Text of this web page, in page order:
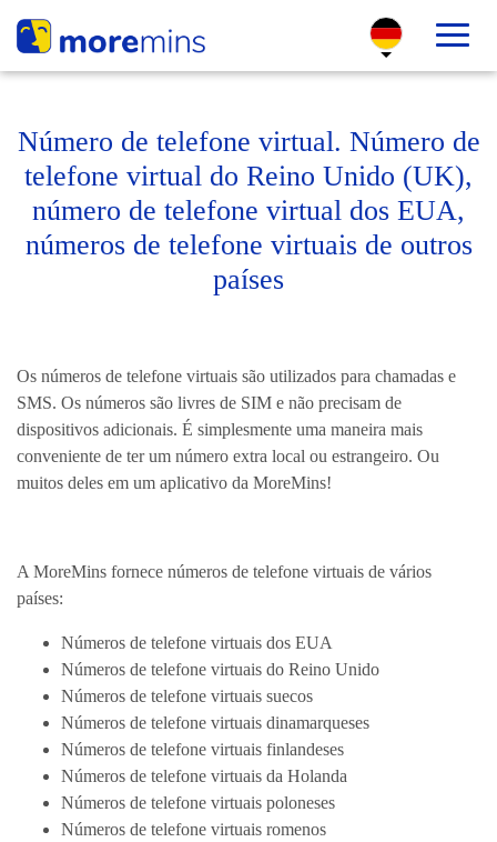
Número de telefone virtual. Número de
telefone virtual do Reino Unido (UK),
número de telefone virtual dos EUA,
números de telefone virtuais de outros
países
Os números de telefone virtuais são utilizados para chamadas e
SMS. Os números são livres de SIM e não precisam de
dispositivos adicionais. É simplesmente uma maneira mais
conveniente de ter um número extra local ou estrangeiro. Ou
muitos deles em um aplicativo da MoreMins!
A MoreMins fornece números de telefone virtuais de vários
países:
Números de telefone virtuais dos EUA
Números de telefone virtuais do Reino Unido
Números de telefone virtuais suecos
Números de telefone virtuais dinamarqueses
Números de telefone virtuais finlandeses
Números de telefone virtuais da Holanda
Números de telefone virtuais poloneses
Números de telefone virtuais romenos